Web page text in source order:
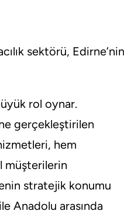
sektörü,
rol oynar.
gerçekleştirilen
hem
müşterilerin
stratejik konumu
Anadolu arasında